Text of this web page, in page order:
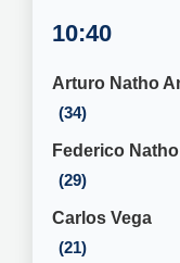
10:40
Arturo Natho
34
Federico
29
Carlos Vega
21